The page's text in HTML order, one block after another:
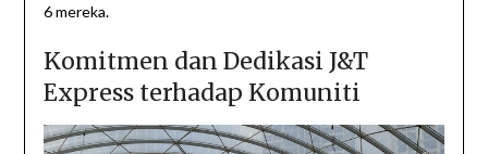
6 mereka.
Komitmen dan Dedikasi J&T
Express terhadap Komuniti